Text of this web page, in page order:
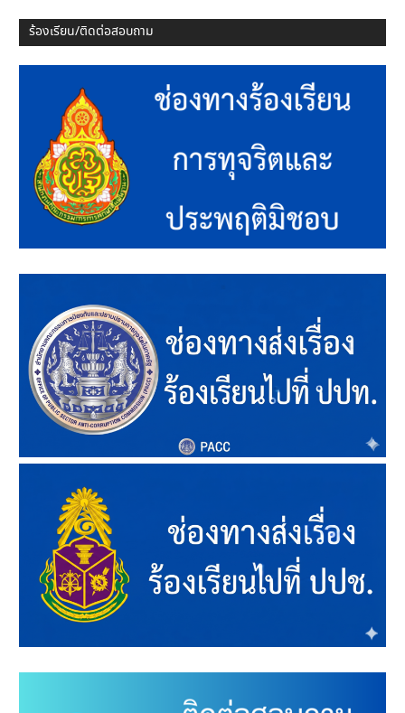
ร้องเรียน/ติดต่อสอบถาม